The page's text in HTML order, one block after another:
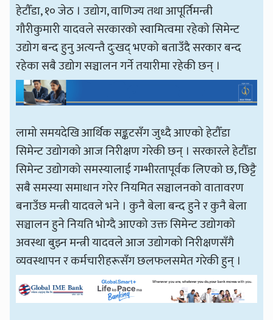
हेटाैँडा, १० जेठ । उद्योग, वाणिज्य तथा आपूर्तिमन्त्री
गौरीकुमारी यादवले सरकारको स्वामित्वमा रहेको सिमेन्ट
उद्योग बन्द हुनु अत्यन्तै दुःखद् भएको बताउँदै सरकार बन्द
रहेका सबै उद्योग सञ्चालन गर्ने तयारीमा रहेकी छन् ।
लामो समयदेखि आर्थिक सङ्कटसँग जुध्दै आएको हेटौँडा
सिमेन्ट उद्योगको आज निरीक्षण गरेकी छन् । सरकारले हेटौँडा
सिमेन्ट उद्योगको समस्यालाई गम्भीरतापूर्वक लिएको छ, छिट्टै
सबै समस्या समाधान गरेर नियमित सञ्चालनको वातावरण
बनाउँछ मन्त्री यादवले भने । कुनै बेला बन्द हुने र कुनै बेला
सञ्चालन हुने नियति भोग्दै आएको उक्त सिमेन्ट उद्योगको
अवस्था बुझ्न मन्त्री यादवले आज उद्योगको निरीक्षणसँगै
व्यवस्थापन र कर्मचारीहरूसँग छलफलसमेत गरेकी हुन् ।